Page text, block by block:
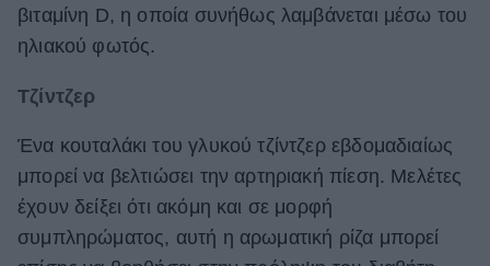
βιταμίνη D, η οποία συνήθως λαμβάνεται μέσω του
ηλιακού φωτός.
Τζίντζερ
Ένα κουταλάκι του γλυκού τζίντζερ εβδομαδιαίως
μπορεί να βελτιώσει την αρτηριακή πίεση. Μελέτες
έχουν δείξει ότι ακόμη και σε μορφή
συμπληρώματος, αυτή η αρωματική ρίζα μπορεί